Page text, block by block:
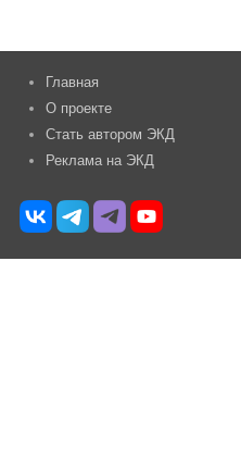
Главная
О проекте
Стать автором ЭКД
Реклама на ЭКД